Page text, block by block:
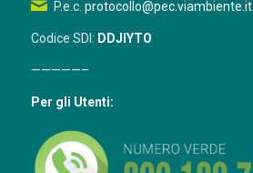
P.e.c. protocollo@pec.viambiente.it
Codice SDI: DDJIYTO
—————–
Per gli Utenti: